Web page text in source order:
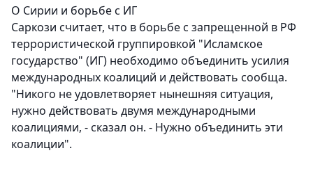
О Сирии и борьбе с ИГ
Саркози считает, что в борьбе с запрещенной в РФ
террористической группировкой "Исламское
государство" (ИГ) необходимо объединить усилия
международных коалиций и действовать сообща.
"Никого не удовлетворяет нынешняя ситуация,
нужно действовать двумя международными
коалициями, - сказал он. - Нужно объединить эти
коалиции".